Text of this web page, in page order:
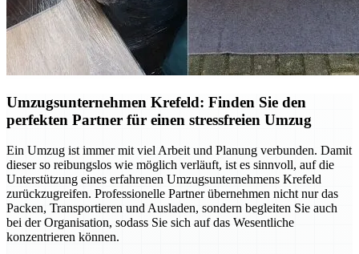
Umzugsunternehmen Krefeld: Finden Sie den
perfekten Partner für einen stressfreien Umzug
Ein Umzug ist immer mit viel Arbeit und Planung verbunden. Damit
dieser so reibungslos wie möglich verläuft, ist es sinnvoll, auf die
Unterstützung eines erfahrenen Umzugsunternehmens Krefeld
zurückzugreifen. Professionelle Partner übernehmen nicht nur das
Packen, Transportieren und Ausladen, sondern begleiten Sie auch
bei der Organisation, sodass Sie sich auf das Wesentliche
konzentrieren können.